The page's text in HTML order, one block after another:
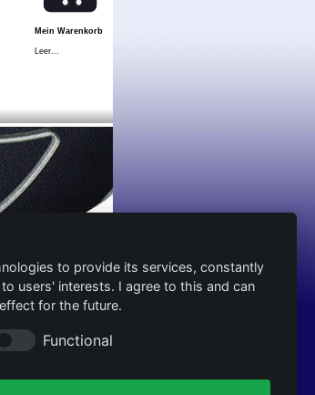
Mein Warenkorb
Leer...
to provide its services, constantly
users' interests. I agree to this and can
for the future.
Functional